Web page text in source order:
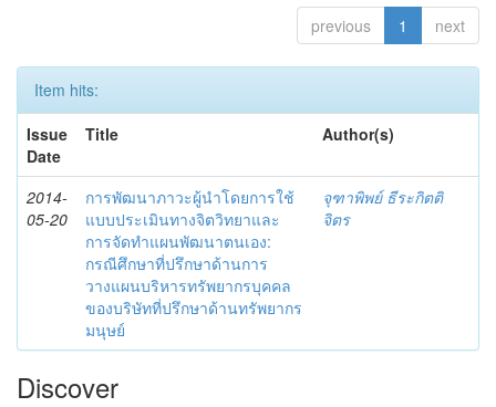
previous 1 next
Item hits:
Issue
Date
Title Author(s)
2014-
05-20
การพัฒนาภาวะผู้นำโดยการใช้
แบบประเมินทางจิตวิทยาและ
การจัดทำแผนพัฒนาตนเอง:
กรณีศึกษาที่ปรึกษาด้านการ
วางแผนบริหารทรัพยากรบุคคล
ของบริษัทที่ปรึกษาด้านทรัพยากร
มนุษย์
จุฑาพิพย์ ธีระกิตติ
จิตร
Discover